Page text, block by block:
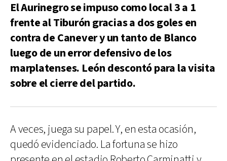
El Aurinegro se impuso como local 3 a 1
frente al Tiburón gracias a dos goles en
contra de Canever y un tanto de Blanco
luego de un error defensivo de los
marplatenses. León descontó para la visita
sobre el cierre del partido.
A veces, juega su papel. Y, en esta ocasión,
quedó evidenciado. La fortuna se hizo